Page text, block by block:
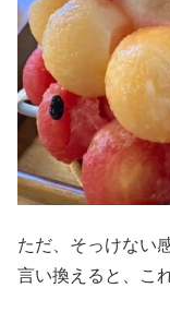
ただ、そっけない
言い換えると、こ